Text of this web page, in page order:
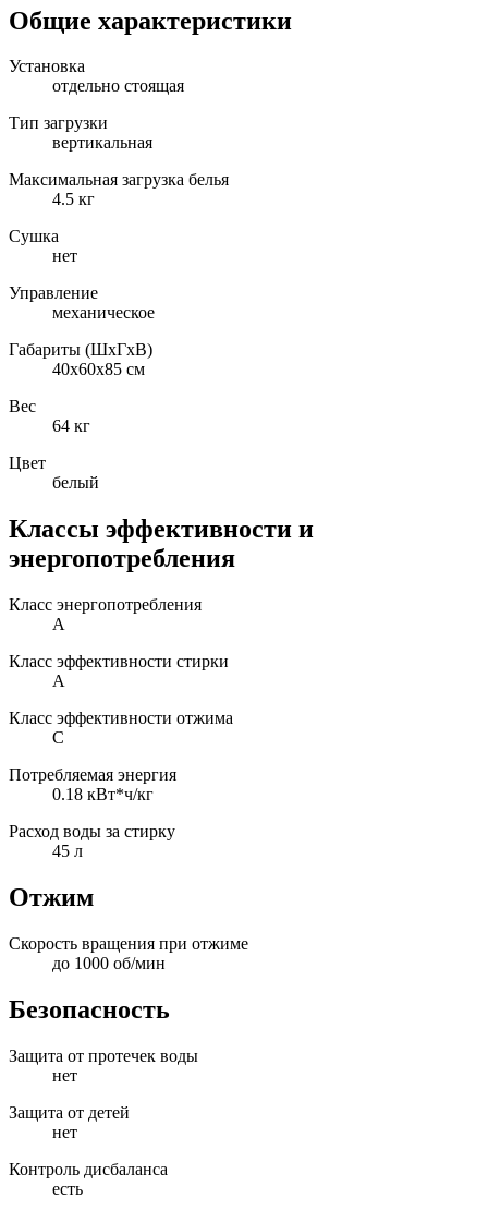
Общие характеристики
Установка
отдельно стоящая
Тип загрузки
вертикальная
Максимальная загрузка белья
4.5 кг
Сушка
нет
Управление
механическое
Габариты (ШxГxВ)
40x60x85 см
Вес
64 кг
Цвет
белый
Классы эффективности и
энергопотребления
Класс энергопотребления
A
Класс эффективности стирки
A
Класс эффективности отжима
C
Потребляемая энергия
0.18 кВт*ч/кг
Расход воды за стирку
45 л
Отжим
Скорость вращения при отжиме
до 1000 об/мин
Безопасность
Защита от протечек воды
нет
Защита от детей
нет
Контроль дисбаланса
есть